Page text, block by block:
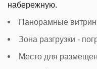
набережную.
Панорамные
Зона разгрузки -
Место для